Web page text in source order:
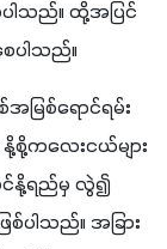
ပါသည်။ ထို့အပြင်
ေပါသည်။
မြစ်ရောင်ရမ်း
စို့ကလေးငယ်များ
င်နို့ရည်မှ လွဲ၍
စ်ပါသည်။ အခြား